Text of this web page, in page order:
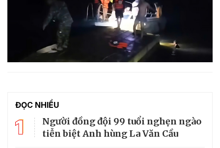
ĐỌC NHIỀU
1
Người đồng đội 99 tuổi nghẹn ngào
tiễn biệt Anh hùng La Văn Cầu